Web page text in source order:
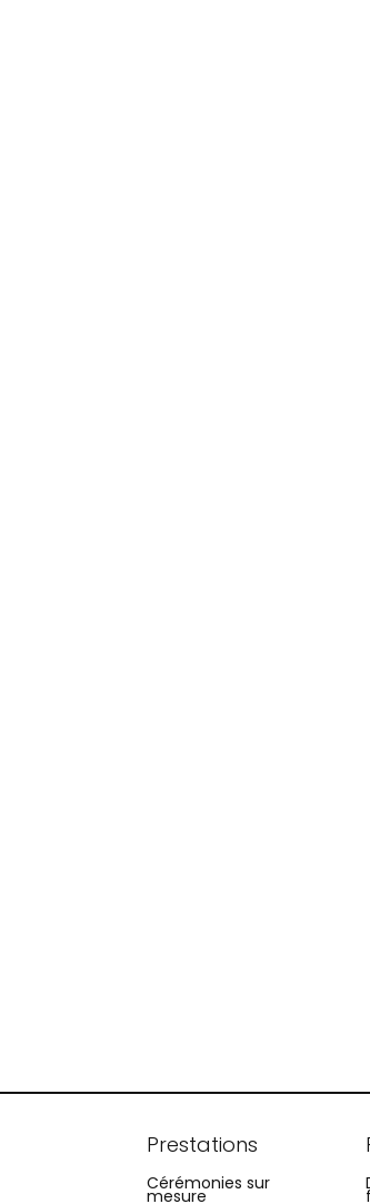
Prestations
Cérémonies sur
mesure